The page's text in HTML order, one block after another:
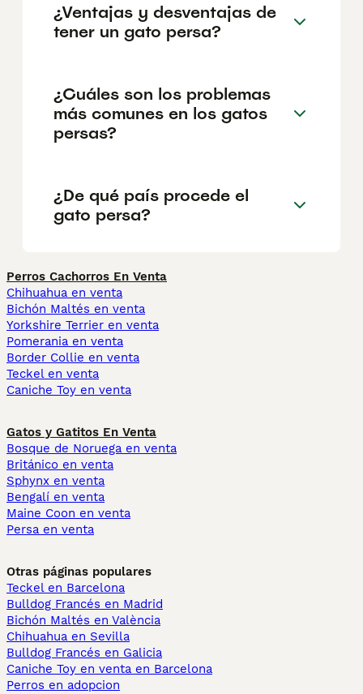
¿Ventajas y desventajas de
tener un gato persa?
¿Cuáles son los problemas
más comunes en los gatos
persas?
¿De qué país procede el
gato persa?
Perros Cachorros En Venta
Chihuahua en venta
Bichón Maltés en venta
Yorkshire Terrier en venta
Pomerania en venta
Border Collie en venta
Teckel en venta
Caniche Toy en venta
Gatos y Gatitos En Venta
Bosque de Noruega en venta
Británico en venta
Sphynx en venta
Bengalí en venta
Maine Coon en venta
Persa en venta
Otras páginas populares
Teckel en Barcelona
Bulldog Francés en Madrid
Bichón Maltés en València
Chihuahua en Sevilla
Bulldog Francés en Galicia
Caniche Toy en venta en Barcelona
Perros en adopcion